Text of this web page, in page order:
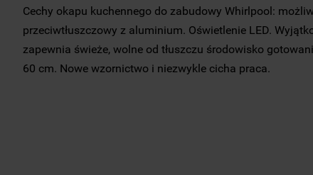
Cechy okapu kuchennego do zabudowy Whirlpool:
przeciwtłuszczowy z aluminium. Oświetlenie LED.
zapewnia świeże, wolne od tłuszczu środowisko
60 cm. Nowe wzornictwo i niezwykle cicha praca.